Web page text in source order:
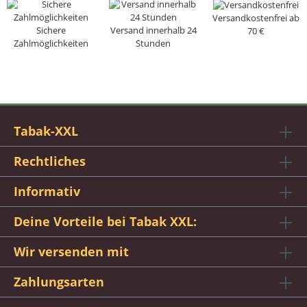
Sichere
Zahlmöglichkeiten
Versand innerhalb 24
Stunden
Versandkostenfrei ab
70 €
Tabak-XXL
Rechtliches
Informativ
Deine Vorteile bei Tabak XXL:
Wir versenden mit
Zahlungsarten